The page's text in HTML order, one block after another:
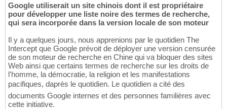
Google utiliserait un site chinois dont il est propriétaire
pour développer une liste noire des termes de recherche,
qui sera incorporée dans la version locale de son moteur
Il y a quelques jours, nous apprenions par le quotidien The
Intercept que Google prévoit de déployer une version censurée
de son moteur de recherche en Chine qui va bloquer des sites
Web ainsi que certains termes de recherche sur les droits de
l'homme, la démocratie, la religion et les manifestations
pacifiques, daprès le quotidien. Le quotidien a cité des
documents Google internes et des personnes familières avec
cette initiative.